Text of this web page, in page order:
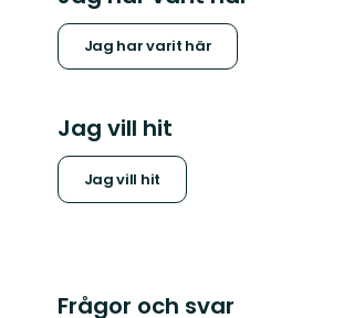
Jag har varit här
Jag vill hit
Jag vill hit
Frågor och svar